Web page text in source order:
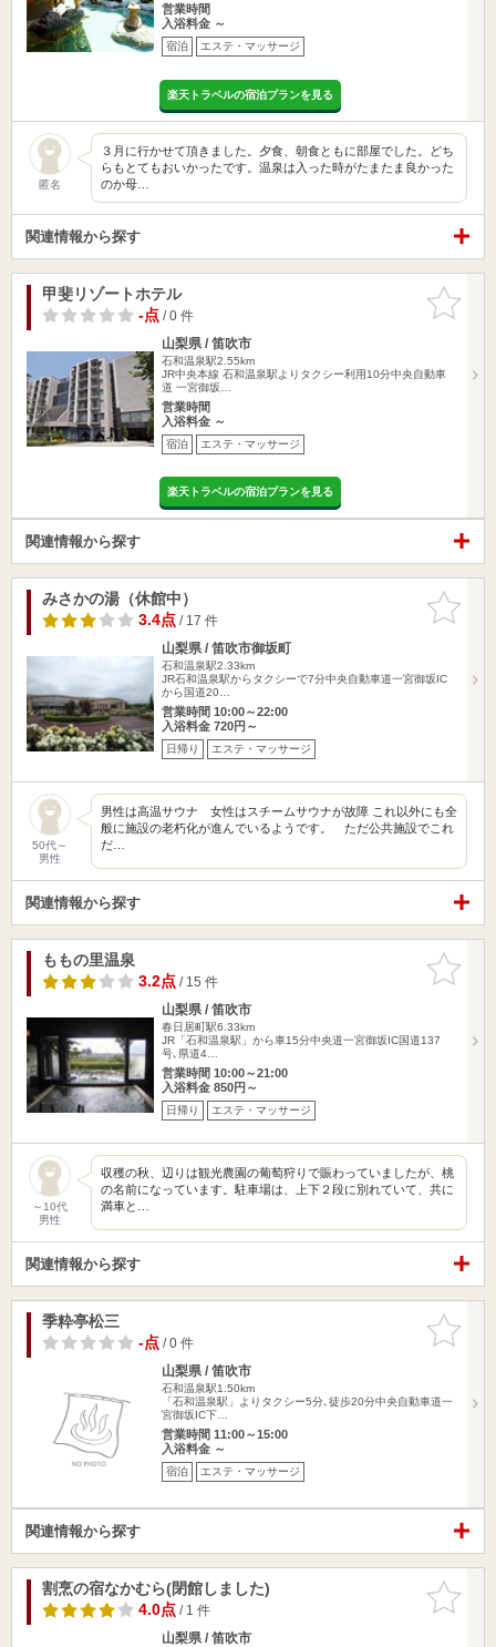
営業時間
入浴料金 ～
宿泊 エステ・マッサージ
楽天トラベルの宿泊プランを見る
匿名
３月に行かせて頂きました。夕食、朝食ともに部屋でした。どち
らもとてもおいかったです。温泉は入った時がたまたま良かった
のか母…
関連情報から探す
お気に入
りに追加
甲斐リゾートホテル
-点/ 0 件
山梨県 / 笛吹市
石和温泉駅2.55km
JR中央本線 石和温泉駅よりタクシー利用10分中央自動車
道 一宮御坂…
営業時間
入浴料金 ～
宿泊 エステ・マッサージ
楽天トラベルの宿泊プランを見る
関連情報から探す
お気に入
りに追加
みさかの湯（休館中）
3.4点/ 17 件
山梨県 / 笛吹市御坂町
石和温泉駅2.33km
JR石和温泉駅からタクシーで7分中央自動車道一宮御坂IC
から国道20…
営業時間 10:00～22:00
入浴料金 720円～
日帰り エステ・マッサージ
50代～
男性
男性は高温サウナ 女性はスチームサウナが故障 これ以外にも全
般に施設の老朽化が進んでいるようです。 ただ公共施設でこれ
だ…
関連情報から探す
お気に入
りに追加
ももの里温泉
3.2点/ 15 件
山梨県 / 笛吹市
春日居町駅6.33km
JR「石和温泉駅」から車15分中央道一宮御坂IC国道137
号､県道4…
営業時間 10:00～21:00
入浴料金 850円～
日帰り エステ・マッサージ
～10代
男性
収穫の秋、辺りは観光農園の葡萄狩りで賑わっていましたが、桃
の名前になっています。駐車場は、上下２段に別れていて、共に
満車と…
関連情報から探す
お気に入
りに追加
季粋亭松三
-点/ 0 件
山梨県 / 笛吹市
石和温泉駅1.50km
「石和温泉駅」よりタクシー5分､徒歩20分中央自動車道一
宮御坂IC下…
営業時間 11:00～15:00
入浴料金 ～
宿泊 エステ・マッサージ
関連情報から探す
お気に入
りに追加
割烹の宿なかむら(閉館しました)
4.0点/ 1 件
山梨県 / 笛吹市